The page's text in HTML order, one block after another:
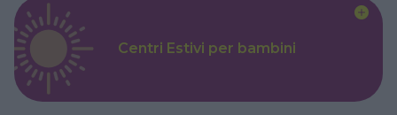
Centri Estivi per bambini